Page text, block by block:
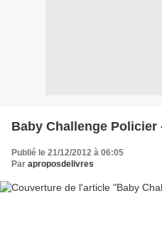
Baby Challenge Policier
Publié le 21/12/2012 à 06:05
Par aproposdelivres